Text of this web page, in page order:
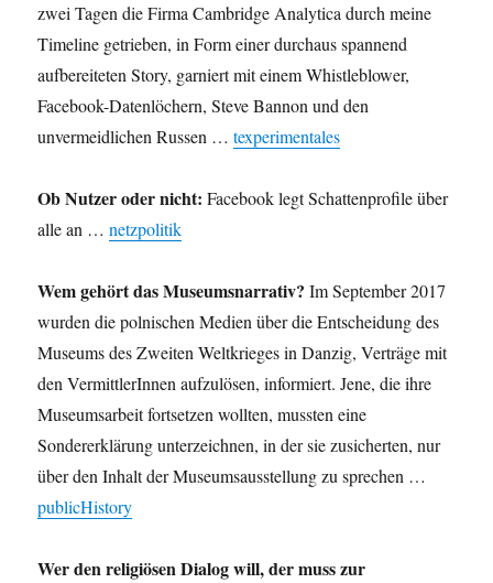
zwei Tagen die Firma Cambridge Analytica durch meine
Timeline getrieben, in Form einer durchaus spannend
aufbereiteten Story, garniert mit einem Whistleblower,
Facebook-Datenlöchern, Steve Bannon und den
unvermeidlichen Russen …texperimentales
Ob Nutzer oder nicht: Facebook legt Schattenprofile über
alle an …netzpolitik
Wem gehört das Museumsnarrativ? Im September 2017
wurden die polnischen Medien über die Entscheidung des
Museums des Zweiten Weltkrieges in Danzig, Verträge mit
den VermittlerInnen aufzulösen, informiert. Jene, die ihre
Museumsarbeit fortsetzen wollten, mussten eine
Sondererklärung unterzeichnen, in der sie zusicherten, nur
über den Inhalt der Museumsausstellung zu sprechen …
publicHistory
Wer den religiösen Dialog will, der muss zur